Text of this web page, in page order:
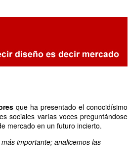
que ha presentado el conocidísimo
sociales varías voces preguntándose
mercado en un futuro incierto.
importante; analicemos las